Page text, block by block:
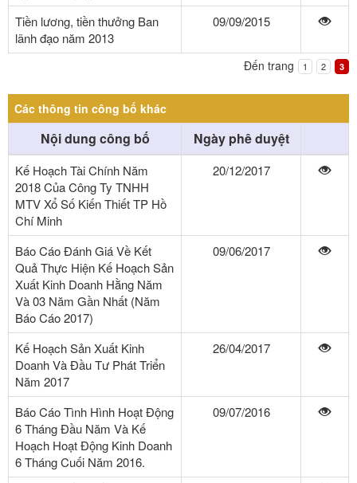
Tiền lương, tiền thưởng Ban
lãnh đạo năm 2013
09/09/2015
Đến trang 1 2 3
Các thông tin công bố khác
Nội dung công bố Ngày phê duyệt
Kế Hoạch Tài Chính Năm
2018 Của Công Ty TNHH
MTV Xổ Số Kiến Thiết TP Hồ
Chí Minh
20/12/2017
Báo Cáo Đánh Giá Về Kết
Quả Thực Hiện Kế Hoạch Sản
Xuất Kinh Doanh Hằng Năm
Và 03 Năm Gần Nhất (Năm
Báo Cáo 2017)
09/06/2017
Kế Hoạch Sản Xuất Kinh
Doanh Và Đầu Tư Phát Triển
Năm 2017
26/04/2017
Báo Cáo Tình Hình Hoạt Động
6 Tháng Đầu Năm Và Kế
Hoạch Hoạt Động Kinh Doanh
6 Tháng Cuối Năm 2016.
09/07/2016